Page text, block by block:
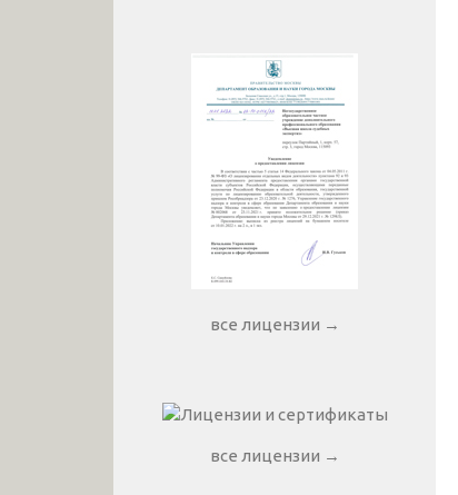
все лицензии →
все лицензии →